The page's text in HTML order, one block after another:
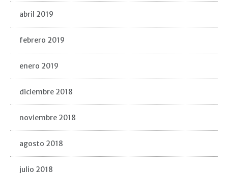
abril 2019
febrero 2019
enero 2019
diciembre 2018
noviembre 2018
agosto 2018
julio 2018